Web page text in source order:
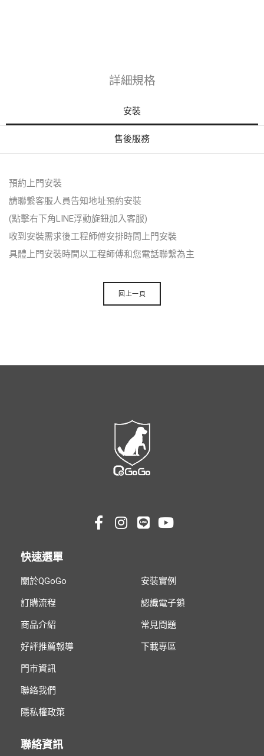
詳細規格
安裝
售後服務
預約上門安裝
請聯繫客服人員告知地址預約安裝
(點擊右下角LINE浮動旋鈕加入客服)
收到安裝需求後工程師傅安排時間上門安裝
具體上門安裝時間以工程師傅和您電話聯繫為主
回上一頁
快速選單
關於QGoGo
訂購流程
商品介紹
好評推薦報導
門市資訊
聯絡我們
隱私權政策
安裝實例
認識電子鎖
常見問題
下載專區
聯絡資訊